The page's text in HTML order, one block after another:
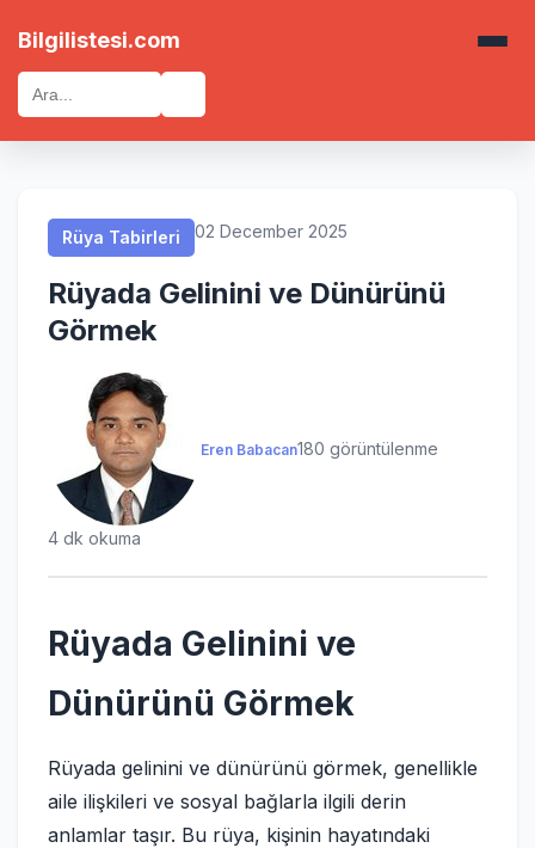
Bilgilistesi.com
Rüya Tabirleri 02 December 2025
Rüyada Gelinini ve Dünürünü
Görmek
Eren Babacan180 görüntülenme
4 dk okuma
Rüyada Gelinini ve
Dünürünü Görmek
Rüyada gelinini ve dünürünü görmek, genellikle
aile ilişkileri ve sosyal bağlarla ilgili derin
anlamlar taşır. Bu rüya, kişinin hayatındaki
Rüya Tabirleri
Rüya Tabirleri
Rüya Tabirleri
Rüya Tabirleri